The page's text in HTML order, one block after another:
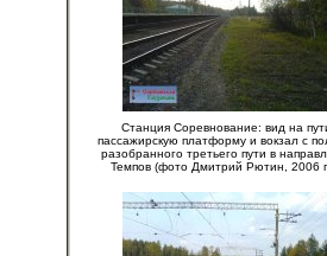
Станция Соревнование: вид на
пассажирскую платформу и вокзал с
разобранного третьего пути в
Темпов (фото Дмитрий Рютин, 2006